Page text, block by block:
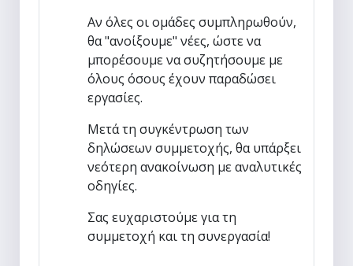
Αν όλες οι ομάδες συμπληρωθούν,
θα "ανοίξουμε" νέες, ώστε να
μπορέσουμε να συζητήσουμε με
όλους όσους έχουν παραδώσει
εργασίες.
Μετά τη συγκέντρωση των
δηλώσεων συμμετοχής, θα υπάρξει
νεότερη ανακοίνωση με αναλυτικές
οδηγίες.
Σας ευχαριστούμε για τη
συμμετοχή και τη συνεργασία!